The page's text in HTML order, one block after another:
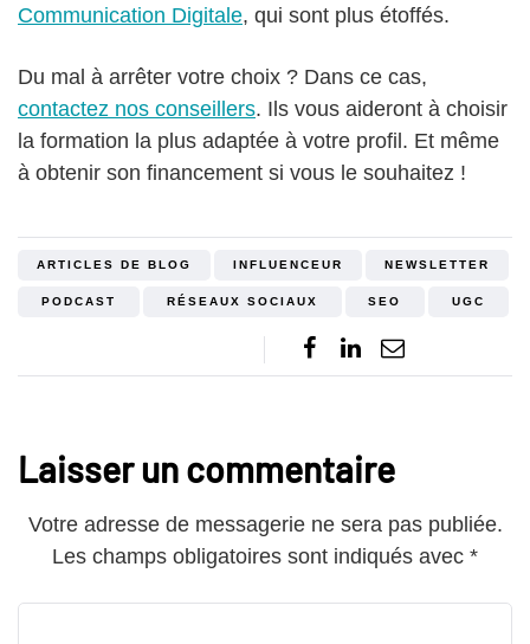
Communication Digitale, qui sont plus étoffés.
Du mal à arrêter votre choix ? Dans ce cas,
contactez nos conseillers. Ils vous aideront à choisir
la formation la plus adaptée à votre profil. Et même
à obtenir son financement si vous le souhaitez !
ARTICLES DE BLOG INFLUENCEUR NEWSLETTER
PODCAST RÉSEAUX SOCIAUX SEO UGC
Laisser un commentaire
Votre adresse de messagerie ne sera pas publiée.
Les champs obligatoires sont indiqués avec *